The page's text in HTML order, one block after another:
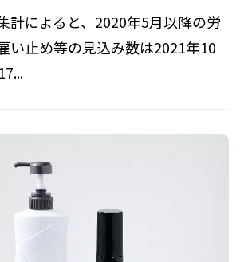
計によると、2020年5月以降の労
い止め等の見込み数は2021年10